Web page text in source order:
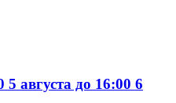
августа до 16:00 6